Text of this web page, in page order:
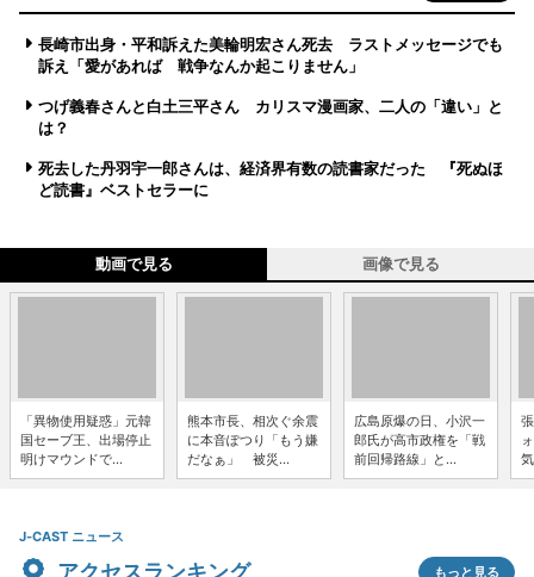
長崎市出身・平和訴えた美輪明宏さん死去 ラストメッセージでも
訴え「愛があれば 戦争なんか起こりません」
つげ義春さんと白土三平さん カリスマ漫画家、二人の「違い」と
は？
死去した丹羽宇一郎さんは、経済界有数の読書家だった 『死ぬほ
ど読書』ベストセラーに
動画で見る 画像で見る
「異物使用疑惑」元韓
国セーブ王、出場停止
明けマウンドで...
熊本市長、相次ぐ余震
に本音ぽつり「もう嫌
だなぁ」 被災...
広島原爆の日、小沢一
郎氏が高市政権を「戦
前回帰路線」と...
J-CAST ニュース
アクセスランキング もっと見る